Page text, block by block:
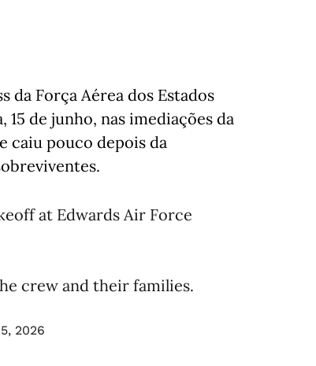
Força Aérea dos Estados
de junho, nas imediações da
caiu pouco depois da
at Edwards Air Force
crew and their families.
2026